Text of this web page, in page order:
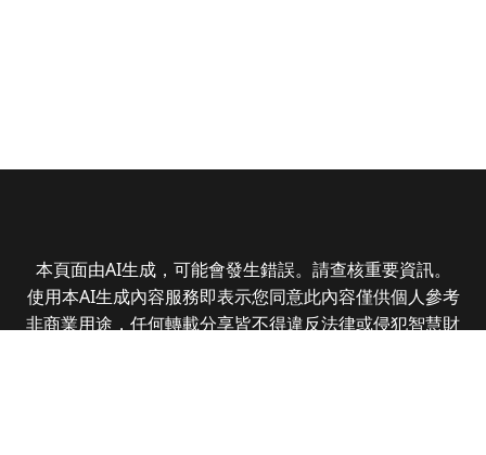
本頁面由AI生成，可能會發生錯誤。請查核重要資訊。
使用本AI生成內容服務即表示您同意此內容僅供個人參考
非商業用途，任何轉載分享皆不得違反法律或侵犯智慧財